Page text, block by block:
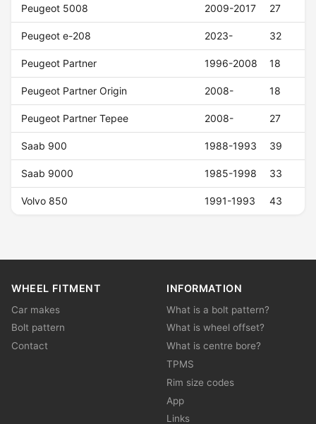
Peugeot 5008 2009-2017 27
Peugeot e-208 2023- 32
Peugeot Partner 1996-2008 18
Peugeot Partner Origin 2008- 18
Peugeot Partner Tepee 2008- 27
Saab 900 1988-1993 39
Saab 9000 1985-1998 33
Volvo 850 1991-1993 43
WHEEL FITMENT
Car makes
Bolt pattern
Contact
INFORMATION
What is a bolt pattern?
What is wheel offset?
What is centre bore?
TPMS
Rim size codes
App
Links